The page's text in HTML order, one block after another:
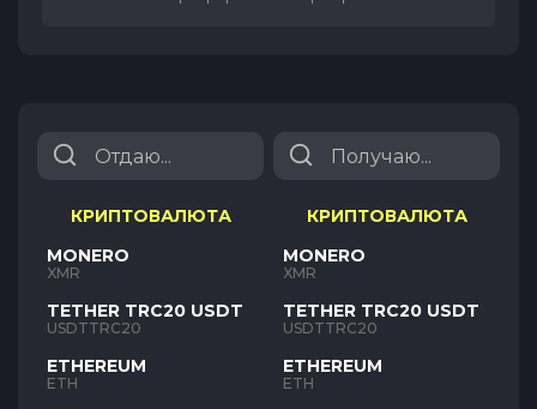
КРИПТОВАЛЮТА
MONERO
XMR
TETHER TRC20 USDT
USDTTRC20
ETHEREUM
ETH
КРИПТОВАЛЮТА
MONERO
XMR
TETHER TRC20 USDT
USDTTRC20
ETHEREUM
ETH